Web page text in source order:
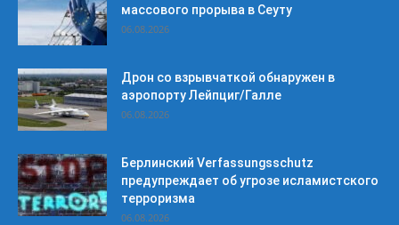
массового прорыва в Сеуту
06.08.2026
Дрон со взрывчаткой обнаружен в
аэропорту Лейпциг/Галле
06.08.2026
Берлинский Verfassungsschutz
предупреждает об угрозе исламистского
терроризма
06.08.2026